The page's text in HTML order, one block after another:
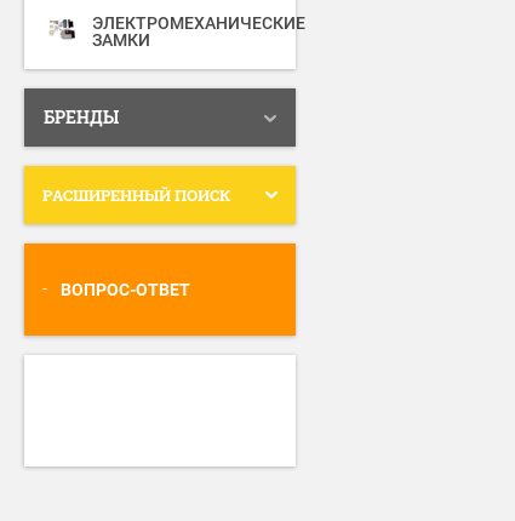
ЭЛЕКТРОМЕХАНИЧЕСКИЕ
ЗАМКИ
БРЕНДЫ
РАСШИРЕННЫЙ ПОИСК
ВОПРОС-ОТВЕТ